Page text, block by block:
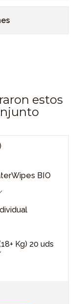
estos
BIO
Kg) 20 uds